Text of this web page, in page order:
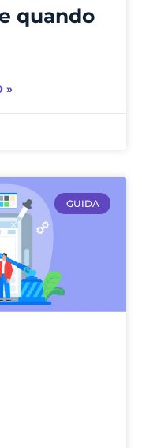
quando
»
GUIDA